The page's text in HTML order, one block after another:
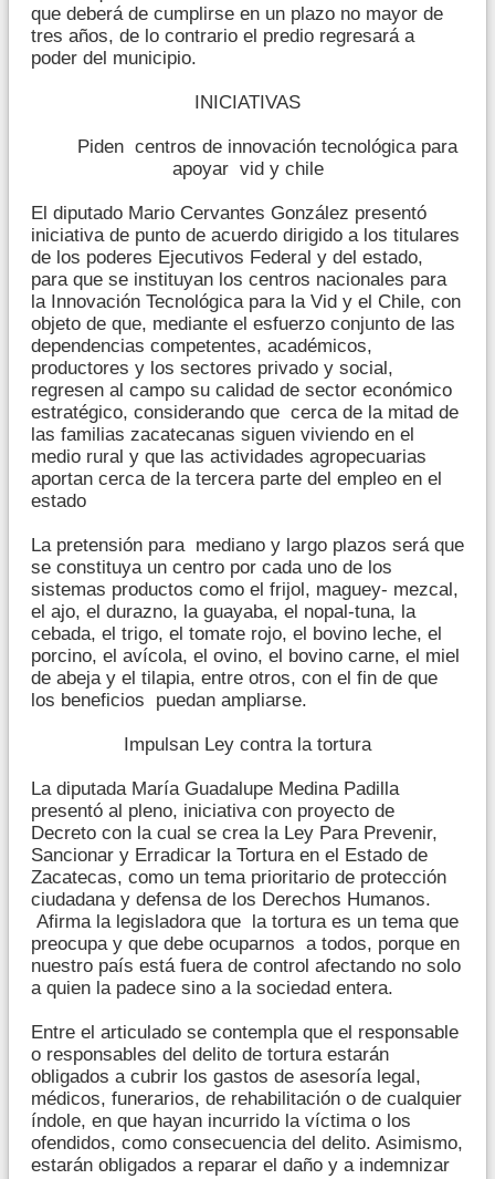
que deberá de cumplirse en un plazo no mayor de
tres años, de lo contrario el predio regresará a
poder del municipio.
INICIATIVAS
Piden centros de innovación tecnológica para
apoyar vid y chile
El diputado Mario Cervantes González presentó
iniciativa de punto de acuerdo dirigido a los titulares
de los poderes Ejecutivos Federal y del estado,
para que se instituyan los centros nacionales para
la Innovación Tecnológica para la Vid y el Chile, con
objeto de que, mediante el esfuerzo conjunto de las
dependencias competentes, académicos,
productores y los sectores privado y social,
regresen al campo su calidad de sector económico
estratégico, considerando que cerca de la mitad de
las familias zacatecanas siguen viviendo en el
medio rural y que las actividades agropecuarias
aportan cerca de la tercera parte del empleo en el
estado
La pretensión para mediano y largo plazos será que
se constituya un centro por cada uno de los
sistemas productos como el frijol, maguey- mezcal,
el ajo, el durazno, la guayaba, el nopal-tuna, la
cebada, el trigo, el tomate rojo, el bovino leche, el
porcino, el avícola, el ovino, el bovino carne, el miel
de abeja y el tilapia, entre otros, con el fin de que
los beneficios puedan ampliarse.
Impulsan Ley contra la tortura
La diputada María Guadalupe Medina Padilla
presentó al pleno, iniciativa con proyecto de
Decreto con la cual se crea la Ley Para Prevenir,
Sancionar y Erradicar la Tortura en el Estado de
Zacatecas, como un tema prioritario de protección
ciudadana y defensa de los Derechos Humanos.
Afirma la legisladora que la tortura es un tema que
preocupa y que debe ocuparnos a todos, porque en
nuestro país está fuera de control afectando no solo
a quien la padece sino a la sociedad entera.
Entre el articulado se contempla que el responsable
o responsables del delito de tortura estarán
obligados a cubrir los gastos de asesoría legal,
médicos, funerarios, de rehabilitación o de cualquier
índole, en que hayan incurrido la víctima o los
ofendidos, como consecuencia del delito. Asimismo,
estarán obligados a reparar el daño y a indemnizar